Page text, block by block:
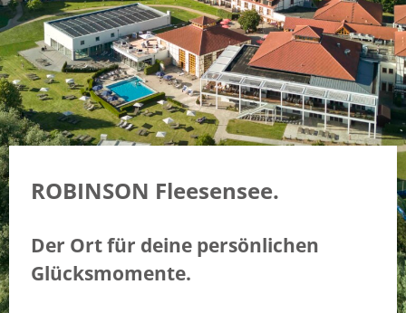
ROBINSON Fleesensee.
Der Ort für deine persönlichen
Glücksmomente.